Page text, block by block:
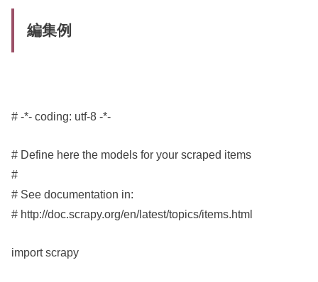
編集例
# -*- coding: utf-8 -*-
# Define here the models for your scraped items
#
# See documentation in:
# http://doc.scrapy.org/en/latest/topics/items.html
import scrapy